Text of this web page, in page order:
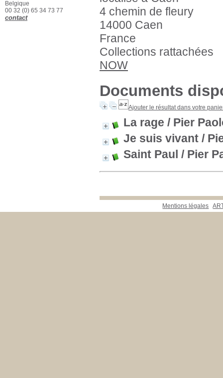
4 chemin de fleury
14000 Caen
France
Collections rattachées
NOW
Documents
Ajouter le résultat dans votre
La rage / Pier
Je suis vivant /
Saint Paul / Pier
Mentions légales
Belgique
00 32 (0) 65 34 73 77
contact